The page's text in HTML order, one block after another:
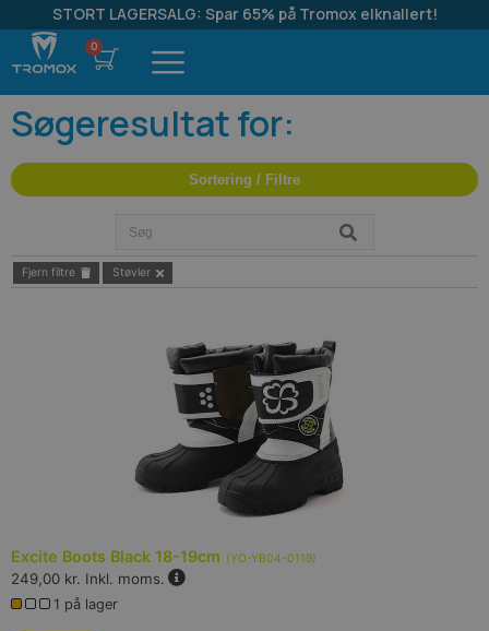
STORT LAGERSALG: Spar 65% på Tromox elknallert!
Søgeresultat for:
Sortering / Filtre
Fjern filtre Støvler
Excite Boots Black 18-19cm (YO-YB04-0119)
249,00 kr. Inkl. moms.
1 på lager